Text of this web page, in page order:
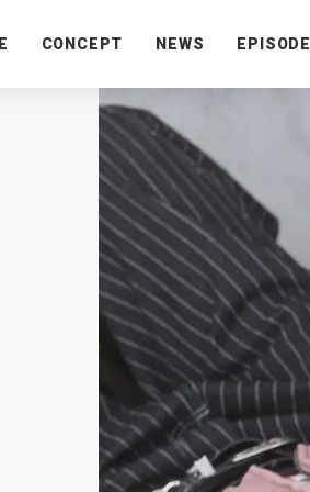
CONCEPT NEWS EPISODE